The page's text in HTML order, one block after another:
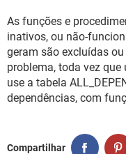
As funções e
inativos, ou não-
geram são excluídas
problema, toda vez
use a tabela
dependências, com
Compartilhar